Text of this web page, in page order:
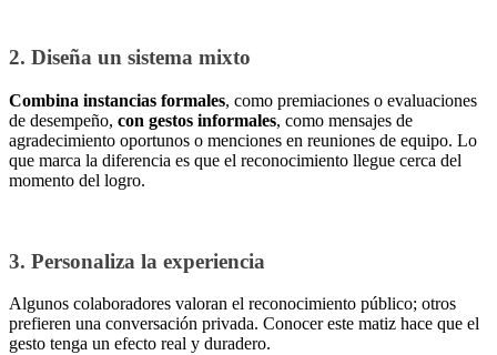
2. Diseña un sistema mixto
Combina instancias formales, como premiaciones o evaluaciones
de desempeño, con gestos informales, como mensajes de
agradecimiento oportunos o menciones en reuniones de equipo. Lo
que marca la diferencia es que el reconocimiento llegue cerca del
momento del logro.
3. Personaliza la experiencia
Algunos colaboradores valoran el reconocimiento público; otros
prefieren una conversación privada. Conocer este matiz hace que el
gesto tenga un efecto real y duradero.